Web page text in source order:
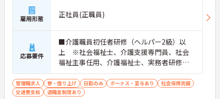
雇用形態 正社員(正職員)
応募要件
■介護職員初任者研修（ヘルパー2級）以
上 ※社会福祉士、介護支援専門員、社会
福祉主事任用、介護福祉士、実務者研修歓
迎 ■管理職、生活相談員、サービス提供責
任者、またはそれらに類する職種での業務
経験をお持ちの方 ■普通自動車免許（AT
管理職求人 寮・借り上げ 日勤のみ ボーナス・賞与あり
社会保険完備
交通費支給
退職金制度あり